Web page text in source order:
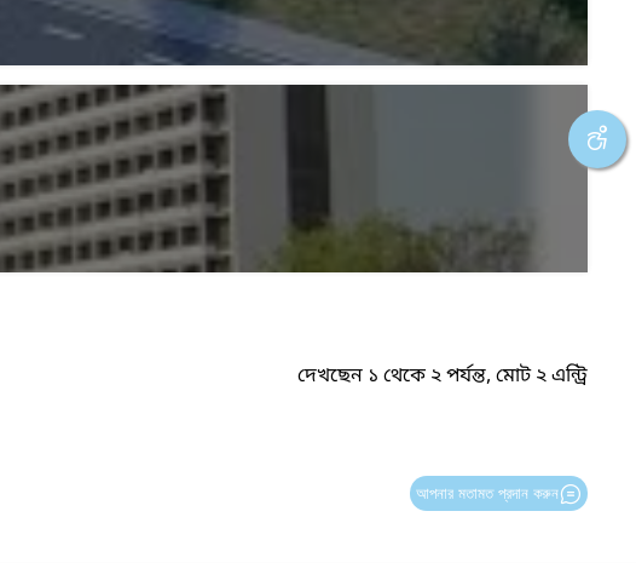
দেখছেন ১ থেকে ২ পর্যন্ত, মোট ২ এন্ট্রি
আপনার মতামত প্রদান করুন